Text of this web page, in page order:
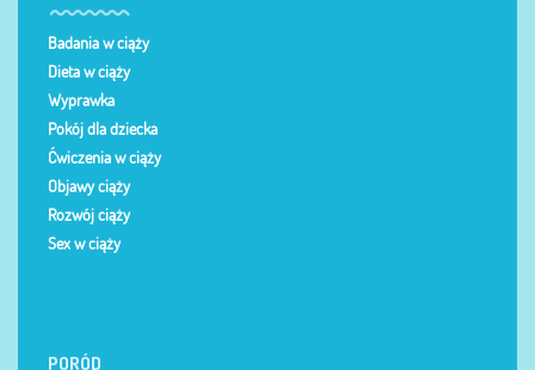
Badania w ciąży
Dieta w ciąży
Wyprawka
Pokój dla dziecka
Ćwiczenia w ciąży
Objawy ciąży
Rozwój ciąży
Sex w ciąży
PORÓD